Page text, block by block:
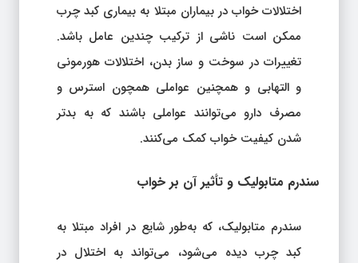
اختلالات خواب در بیماران مبتلا به بیماری کبد چرب
ممکن است ناشی از ترکیب چندین عامل باشد.
تغییرات در سوخت و ساز بدن، اختلالات هورمونی
و التهابی و همچنین عواملی همچون استرس و
مصرف دارو می‌توانند عواملی باشند که به بدتر
شدن کیفیت خواب کمک می‌کنند.
سندرم متابولیک و تأثیر آن بر خواب
سندرم متابولیک، که به‌طور شایع در افراد مبتلا به
کبد چرب دیده می‌شود، می‌تواند به اختلال در